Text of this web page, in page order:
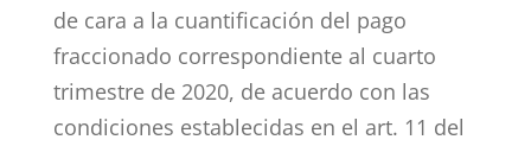
de cara a la cuantificación del pago
fraccionado correspondiente al cuarto
trimestre de 2020, de acuerdo con las
condiciones establecidas en el art. 11 del